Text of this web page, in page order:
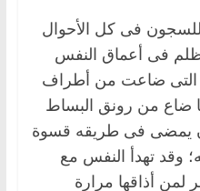
للسجون فى كل الأحوال
فى أعماق النفس
التى ضاعت من أطراف
ضاع من رونق البساط
يمضى فى طريقه قسوة
وقد تهدأ النفس مع
لمن أذاقها مرارة